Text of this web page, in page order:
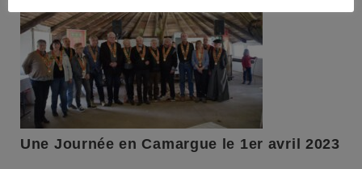
Une Journée en Camargue le 1er avril 2023